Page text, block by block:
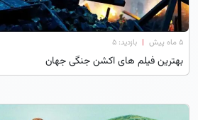
۵ ماه پیش | بازدید: 5
بهترین فیلم های اکشن جنگی جهان